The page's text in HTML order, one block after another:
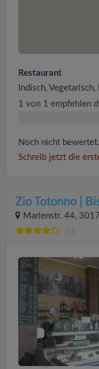
Restaurant
Indisch,
1 von 1 empfehlen
Noch nicht
Schreib jetzt die
Zio Totonno |
Marienstr. 44,
(1)